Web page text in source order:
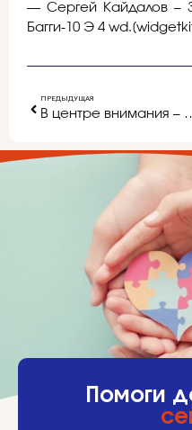
— Сергей Кайдалов –
Багги-10 Э 4
ПРЕДЫДУЩАЯ
В центре
Помоги